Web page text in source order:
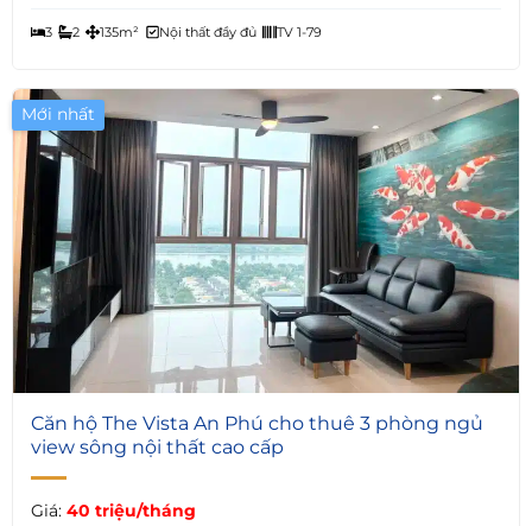
3 2 135m² Nội thất đầy đủ TV 1-79
Mới nhất
5
Căn hộ The Vista An Phú cho thuê 3 phòng ngủ
view sông nội thất cao cấp
Giá: 40 triệu/tháng